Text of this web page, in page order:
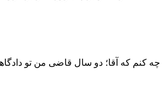
چه کنم که آقا؛ دو سال قاضی من تو